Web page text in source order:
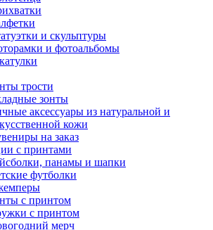
и скульптуры
и фотоальбомы
трости
зонты
аксессуары из натуральной и
кожи
на заказ
с принтами
панамы и шапки
футболки
с принтом
с принтом
мерч